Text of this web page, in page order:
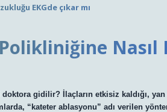
EKGde çıkar mı
Nasıl
gidilir? İlaçların etkisiz kaldığı,
“kateter ablasyonu” adı verilen